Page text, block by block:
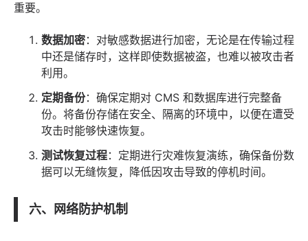
重要。
数据加密：对敏感数据进行加密，无论是在传输过程
中还是储存时，这样即使数据被盗，也难以被攻击者
利用。
定期备份：确保定期对 CMS 和数据库进行完整备
份。将备份存储在安全、隔离的环境中，以便在遭受
攻击时能够快速恢复。
测试恢复过程：定期进行灾难恢复演练，确保备份数
据可以无缝恢复，降低因攻击导致的停机时间。
六、网络防护机制